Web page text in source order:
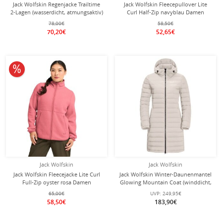
Jack Wolfskin Regenjacke Trailtime
2-Lagen (wasserdicht, atmungsaktiv)
gelb Damen
78,00€
70,20€
Jack Wolfskin Fleecepullover Lite
Curl Half-Zip navyblau Damen
58,50€
52,65€
Jack Wolfskin
Jack Wolfskin Fleecejacke Lite Curl
Full-Zip oyster rosa Damen
65,00€
58,50€
10% reduziert
Jack Wolfskin
Jack Wolfskin Winter-Daunenmantel
Glowing Mountain Coat (winddicht,
warm, PFC-frei) hellgrau Damen
UVP: 249,95€
183,90€